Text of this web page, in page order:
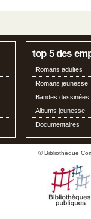
top 5 des
Romans adultes
Romans jeunesse
Bandes dessinées
Albums jeunesse
Documentaires
© Bibliothèque